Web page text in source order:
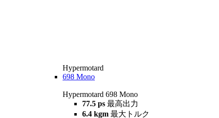
Hypermotard
698 Mono
Hypermotard 698 Mono
77.5 ps 最高出力
6.4 kgm 最大トルク